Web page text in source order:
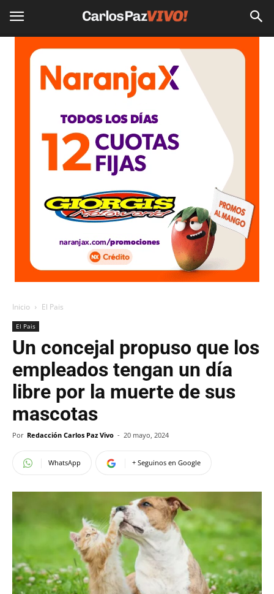
Inicio El Pais
El Pais
Un concejal propuso que los
empleados tengan un día
libre por la muerte de sus
mascotas
Por Redacción Carlos Paz Vivo - 20 mayo, 2024
WhatsApp + Seguinos en Google